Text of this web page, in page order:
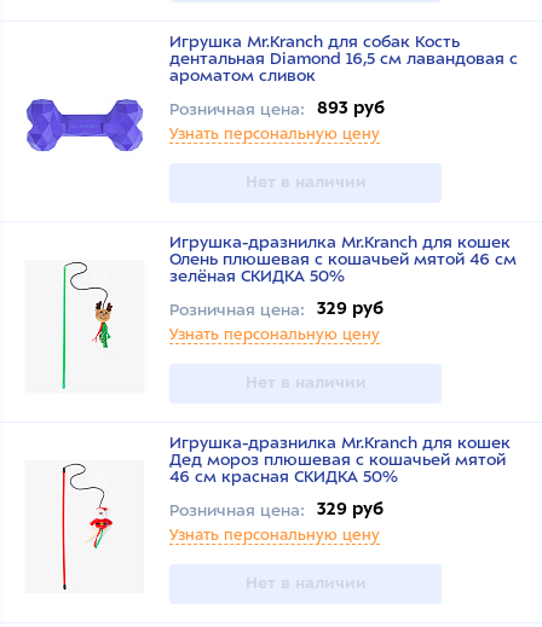
Игрушка Mr.Kranch для собак Кость
дентальная Diamond 16,5 см лавандовая с
ароматом сливок
Розничная цена:
893 руб
Узнать персональную цену
Нет в наличии
Игрушка-дразнилка Mr.Kranch для кошек
Олень плюшевая с кошачьей мятой 46 см
зелёная СКИДКА 50%
Розничная цена:
329 руб
Узнать персональную цену
Нет в наличии
Игрушка-дразнилка Mr.Kranch для кошек
Дед мороз плюшевая с кошачьей мятой
46 см красная СКИДКА 50%
Розничная цена:
329 руб
Узнать персональную цену
Нет в наличии